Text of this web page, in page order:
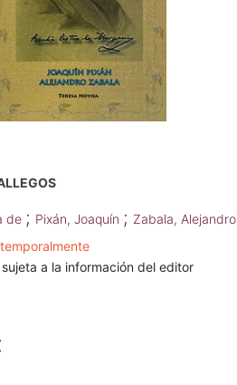
de ; Pixán, Joaquín ; Zabala, Alejandro
a la información del editor